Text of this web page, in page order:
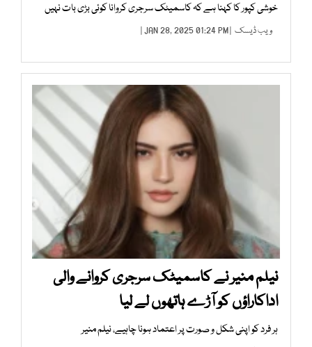
خوشی کپور کا کہنا ہے کہ کاسمیٹک سرجری کروانا کوئی بڑی بات نہیں
ویب ڈیسک | JAN 28, 2025 01:24 PM |
نیلم منیر نے کاسمیٹک سرجری کروانے والی
اداکاراؤں کو آڑے ہاتھوں لے لیا
ہر فرد کو اپنی شکل و صورت پر اعتماد ہونا چاہیے، نیلم منیر